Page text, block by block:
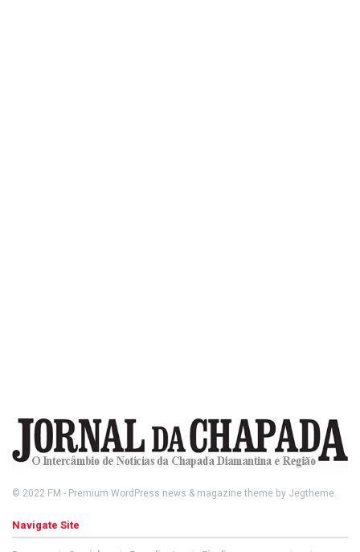
© 2022 FM - Premium WordPress news & magazine theme by Jegtheme.
Navigate Site